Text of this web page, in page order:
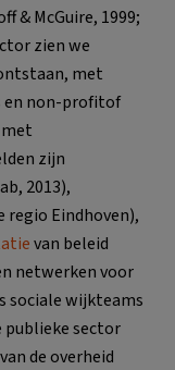
& McGuire, 1999;
zien we
met
en non-profitof
zijn
2013),
Eindhoven),
van beleid
netwerken voor
sociale wijkteams
publieke sector
de overheid